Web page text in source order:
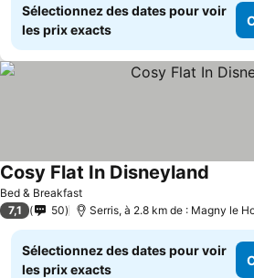
Sélectionnez des dates pour voir
les prix exacts
Bed & Breakfast
Cosy Flat In Disneyland
7,1 50 Serris, à 2.8 km de : Magny le
Sélectionnez des dates pour voir
les prix exacts